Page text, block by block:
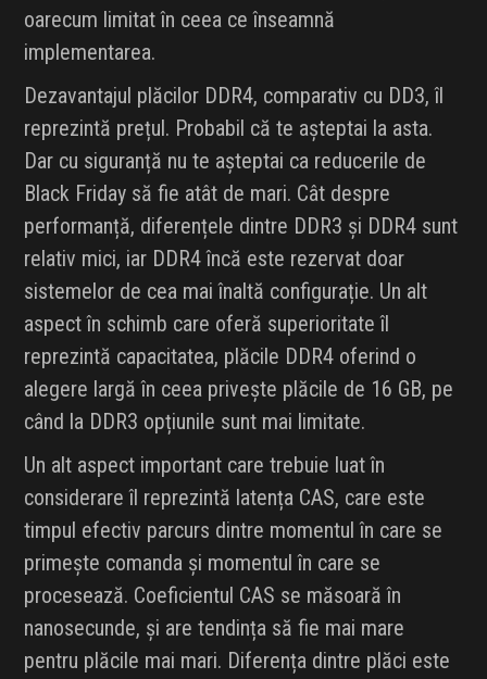
oarecum limitat în ceea ce înseamnă
implementarea.
Dezavantajul plăcilor DDR4, comparativ cu DD3, îl
reprezintă prețul. Probabil că te așteptai la asta.
Dar cu siguranță nu te așteptai ca reducerile de
Black Friday să fie atât de mari. Cât despre
performanță, diferențele dintre DDR3 și DDR4 sunt
relativ mici, iar DDR4 încă este rezervat doar
sistemelor de cea mai înaltă configurație. Un alt
aspect în schimb care oferă superioritate îl
reprezintă capacitatea, plăcile DDR4 oferind o
alegere largă în ceea privește plăcile de 16 GB, pe
când la DDR3 opțiunile sunt mai limitate.
Un alt aspect important care trebuie luat în
considerare îl reprezintă latența CAS, care este
timpul efectiv parcurs dintre momentul în care se
primește comanda și momentul în care se
procesează. Coeficientul CAS se măsoară în
nanosecunde, și are tendința să fie mai mare
pentru plăcile mai mari. Diferența dintre plăci este